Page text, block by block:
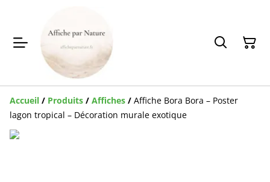
Accueil / Produits / Affiches / Affiche Bora Bora – Poster
lagon tropical – Décoration murale exotique